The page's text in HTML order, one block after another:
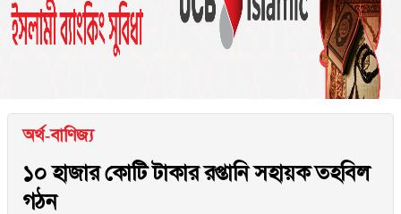
অর্থ-বাণিজ্য
১০ হাজার কোটি টাকার রপ্তানি সহায়ক তহবিল
গঠন